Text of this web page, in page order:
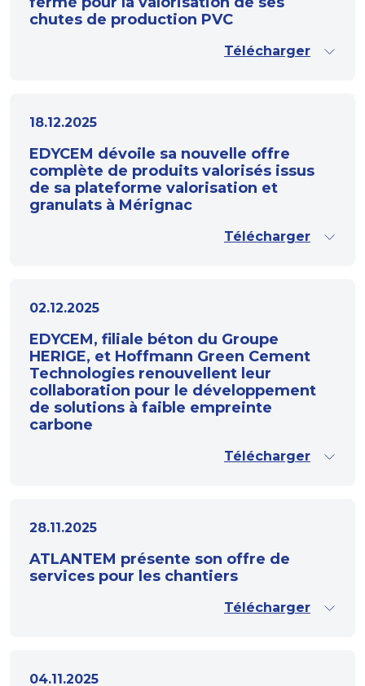
chutes de production PVC
Télécharger
18.12.2025
EDYCEM dévoile sa nouvelle offre
complète de produits valorisés issus
de sa plateforme valorisation et
granulats à Mérignac
Télécharger
02.12.2025
EDYCEM, filiale béton du Groupe
HERIGE, et Hoffmann Green Cement
Technologies renouvellent leur
collaboration pour le développement
de solutions à faible empreinte
carbone
Télécharger
28.11.2025
ATLANTEM présente son offre de
services pour les chantiers
Télécharger
04.11.2025